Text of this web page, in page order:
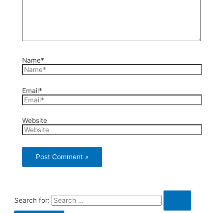
Name*
Email*
Website
Search for: